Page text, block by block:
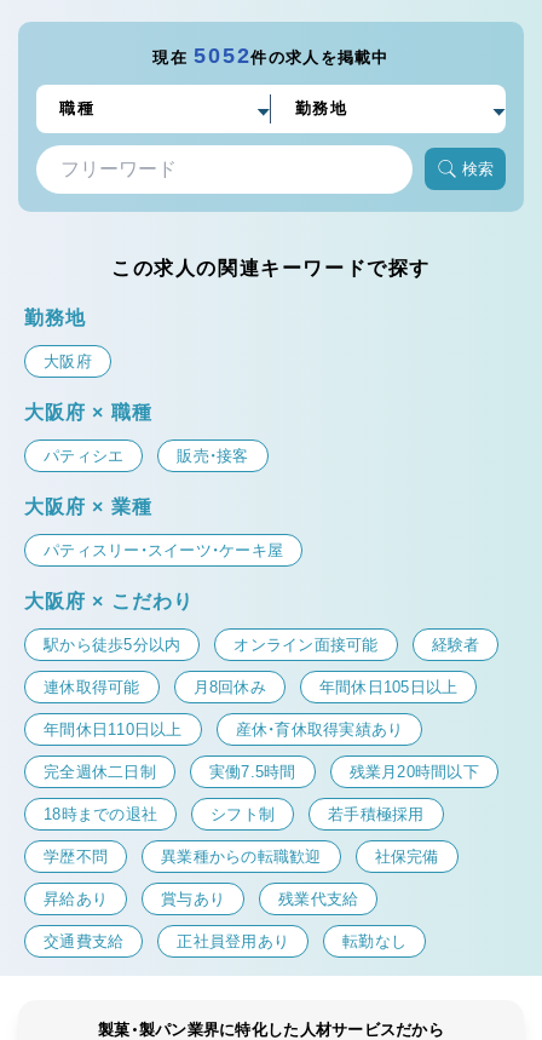
現在5052件の求人を掲載中
検索
この求人の関連キーワードで探す
勤務地
大阪府
大阪府 × 職種
パティシエ 販売・接客
大阪府 × 業種
パティスリー・スイーツ・ケーキ屋
大阪府 × こだわり
駅から徒歩5分以内 オンライン面接可能 経験者
連休取得可能 月8回休み 年間休日105日以上
年間休日110日以上 産休・育休取得実績あり
完全週休二日制 実働7.5時間 残業月20時間以下
18時までの退社 シフト制 若手積極採用
学歴不問 異業種からの転職歓迎 社保完備
昇給あり 賞与あり 残業代支給
交通費支給 正社員登用あり 転勤なし
製菓・製パン業界に特化した人材サービスだから